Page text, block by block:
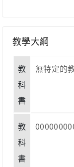
教學大綱
教
科
書
無特定的
教
科
書